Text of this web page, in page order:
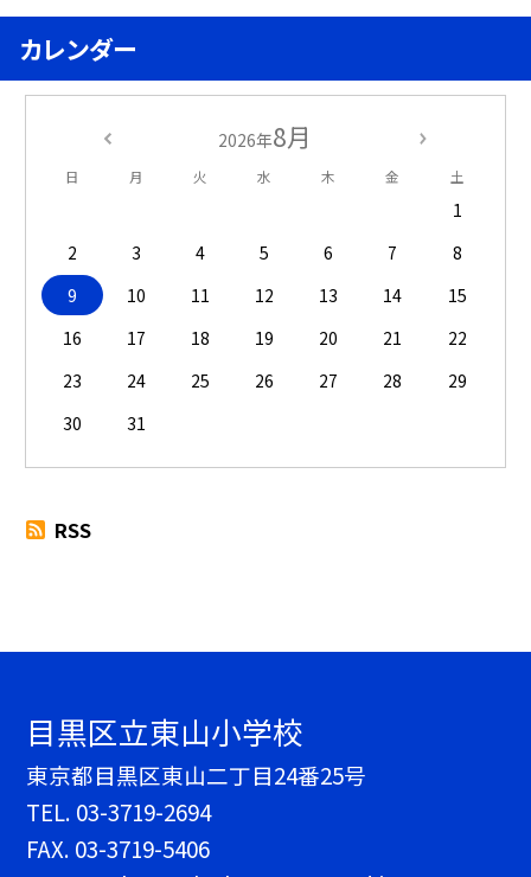
カレンダー
2026年8月
日 月 火 水 木 金 土
1
2
3 4 5 6 7
8
9
10 11 12 13 14
15
16
17 18 19 20 21
22
23
24 25 26 27 28
29
30
31
RSS
目黒区立東山小学校
東京都目黒区東山二丁目24番25号
TEL. 03-3719-2694
FAX. 03-3719-5406